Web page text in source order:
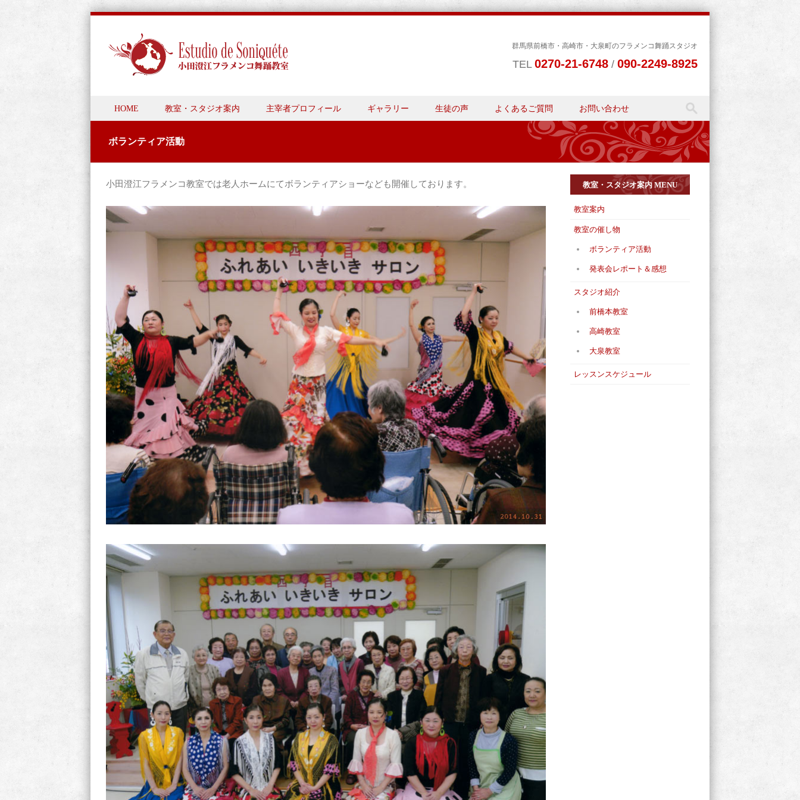
群馬県前橋市・高崎市・大泉町のフラメンコ舞踊スタジオ
TEL 0270-21-6748 / 090-2249-8925
Menu
Skip to content
HOME 教室・スタジオ案内 主宰者プロフィール ギャラリー 生徒の声 よくあるご質問 お問い合わせ
ボランティア活動
小田澄江フラメンコ教室では老人ホームにてボランティアショーなども開催しております。 教室・スタジオ案内 MENU
教室案内
教室の催し物
ボランティア活動
発表会レポート＆感想
スタジオ紹介
前橋本教室
高崎教室
大泉教室
レッスンスケジュール